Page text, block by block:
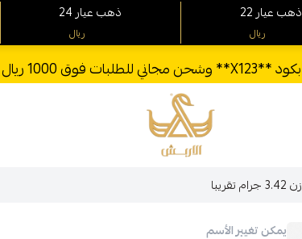
الأربش للذهب
يمكن تغيير الأسم
24 ذهب عيار
ريال
22 ذهب عيار
ريال